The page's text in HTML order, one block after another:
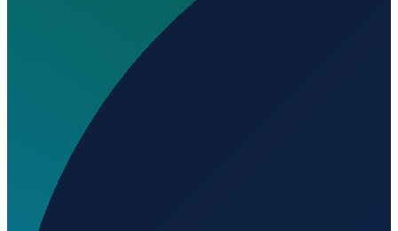
Wo liegt Aeródromo de Pombal UL?
Wird geladen...
39.88563
Lisbon